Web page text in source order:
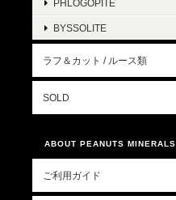
PHLOGOPITE
BYSSOLITE
ラフ＆カット / ルース類
SOLD
ABOUT PEANUTS MINERALS
ご利用ガイド